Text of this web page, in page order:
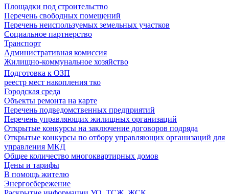
Площадки под строительство
Перечень свободных помещений
Перечень неиспользуемых земельных участков
Социальное партнерство
Транспорт
Административная комиссия
Жилищно-коммунальное хозяйство
Подготовка к ОЗП
реестр мест накопления тко
Городская среда
Объекты ремонта на карте
Перечень подведомственных предприятий
Перечень управляющих жилищных организаций
Открытые конкурсы на заключение договоров подряда
Открытые конкурсы по отбору управляющих организаций для
управления МКД
Общее количество многоквартирных домов
Цены и тарифы
В помощь жителю
Энергосбережение